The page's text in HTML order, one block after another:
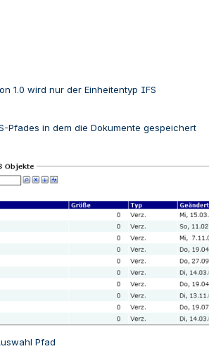
1.0 wird nur der Einheitentyp IFS
Pfades in dem die Dokumente gespeichert
Pfad